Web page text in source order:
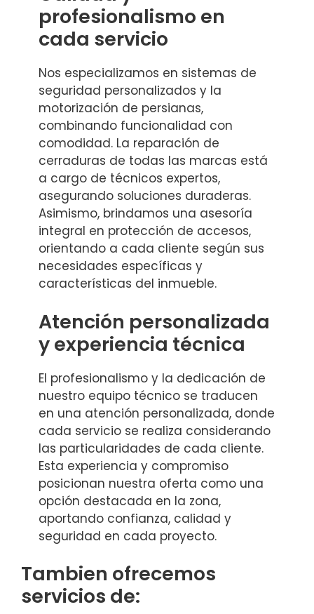
profesionalismo en
cada servicio
Nos especializamos en sistemas de
seguridad personalizados y la
motorización de persianas,
combinando funcionalidad con
comodidad. La reparación de
cerraduras de todas las marcas está
a cargo de técnicos expertos,
asegurando soluciones duraderas.
Asimismo, brindamos una asesoría
integral en protección de accesos,
orientando a cada cliente según sus
necesidades específicas y
características del inmueble.
Atención personalizada
y experiencia técnica
El profesionalismo y la dedicación de
nuestro equipo técnico se traducen
en una atención personalizada, donde
cada servicio se realiza considerando
las particularidades de cada cliente.
Esta experiencia y compromiso
posicionan nuestra oferta como una
opción destacada en la zona,
aportando confianza, calidad y
seguridad en cada proyecto.
Tambien ofrecemos
servicios de: